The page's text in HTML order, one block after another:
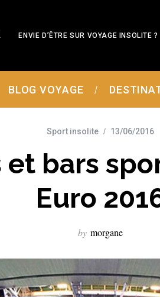
ENVIE D’ÊTRE SUR VOYAGE INSOLITE ?
BLOG VOYAGE
Sport insolite 13/06/2016
et bars
Euro
by morgane